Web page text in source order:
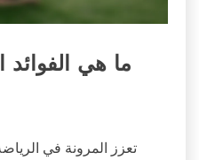
ما هي الفوائد
تعزز المرونة في